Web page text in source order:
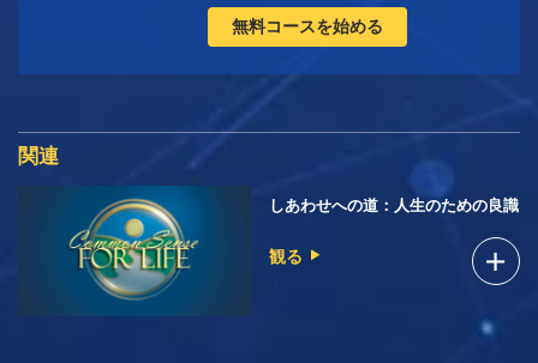
無料コースを始める
関連
しあわせへの道：人生のための良識
観る